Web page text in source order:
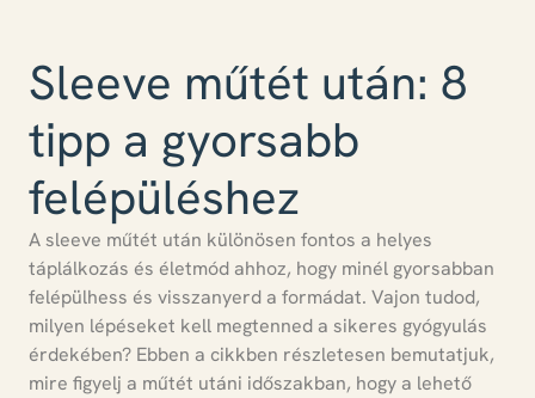
Sleeve műtét után: 8
tipp a gyorsabb
felépüléshez
A sleeve műtét után különösen fontos a helyes
táplálkozás és életmód ahhoz, hogy minél gyorsabban
felépülhess és visszanyerd a formádat. Vajon tudod,
milyen lépéseket kell megtenned a sikeres gyógyulás
érdekében? Ebben a cikkben részletesen bemutatjuk,
mire figyelj a műtét utáni időszakban, hogy a lehető